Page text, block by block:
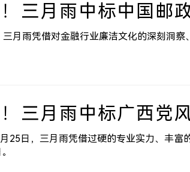
三月雨中标中国邮
三月雨凭借对金融行业廉洁文化的深刻洞
三月雨中标广西党
25日，三月雨凭借过硬的专业实力、丰